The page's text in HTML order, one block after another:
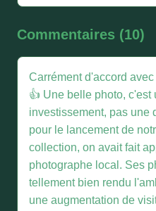
Commentaires (10)
Carrément d'accord
👍 Une belle photo, c'est
investissement, pas une
pour le lancement de
collection, on avait fait
photographe local. Ses
tellement bien rendu
une augmentation de